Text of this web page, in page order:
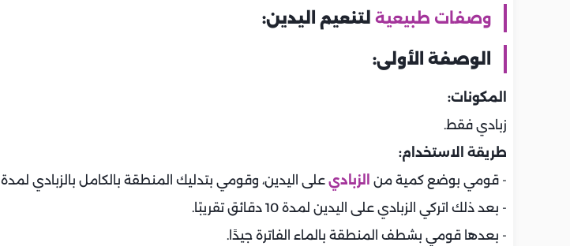
وصفات طبيعية لتنعيم اليدين:
الوصفة الأولى:
المكونات:
زبادي فقط.
طريقة الاستخدام:
- قومي بوضع كمية من
الزبادي على اليدين، وقومي بتدليك المنطقة بالكامل بالزبادي لمدة 5 دقائق تقريبًا.
- بعد ذلك اتركي الزبادي على اليدين لمدة 10 دقائق تقريبًا.
- بعدها قومي بشطف المنطقة بالماء الفاترة جيدًا.